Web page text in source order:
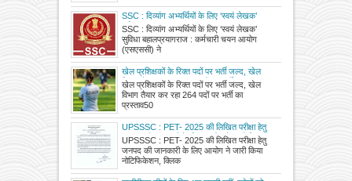
SSC : दिव्यांग अभ्यर्थियों के लिए ‘स्वयं लेखक’
सुविधा बहाल
SSC : दिव्यांग अभ्यर्थियों के लिए ‘स्वयं लेखक’
सुविधा बहालप्रयागराज : कर्मचारी चयन आयोग
(एसएससी) ने
खेल प्रशिक्षकों के रिक्त पदों पर भर्ती जल्द, खेल
विभाग तैयार कर रहा 264 पदों पर भर्ती का प्रस्ताव
खेल प्रशिक्षकों के रिक्त पदों पर भर्ती जल्द, खेल
विभाग तैयार कर रहा 264 पदों पर भर्ती का
प्रस्ताव50
UPSSSC : PET- 2025 की लिखित परीक्षा हेतु
जनपद की जानकारी के लिए आयोग ने जारी किया
नोटिफिकेशन, क्लिक करके देखें अपना परीक्षा जनपद
UPSSSC : PET- 2025 की लिखित परीक्षा हेतु
जनपद की जानकारी के लिए आयोग ने जारी किया
नोटिफिकेशन, क्लिक